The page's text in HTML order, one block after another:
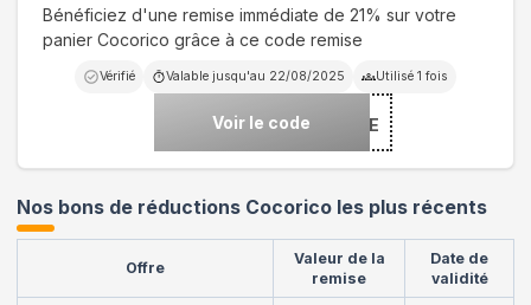
Bénéficiez d'une remise immédiate de 21% sur votre
panier Cocorico grâce à ce code remise
Vérifié Valable jusqu'au 22/08/2025 Utilisé 1 fois
Voir le code***BOCHE
Nos bons de réductions Cocorico les plus récents
Offre
Valeur de la
remise
Date de
validité